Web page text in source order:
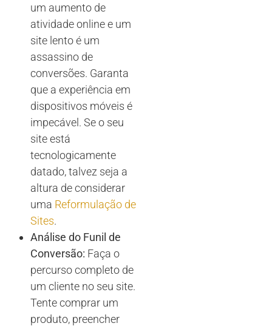
um aumento de
atividade online e um
site lento é um
assassino de
conversões. Garanta
que a experiência em
dispositivos móveis é
impecável. Se o seu
site está
tecnologicamente
datado, talvez seja a
altura de considerar
uma Reformulação de
Sites.
Análise do Funil de
Conversão: Faça o
percurso completo de
um cliente no seu site.
Tente comprar um
produto, preencher